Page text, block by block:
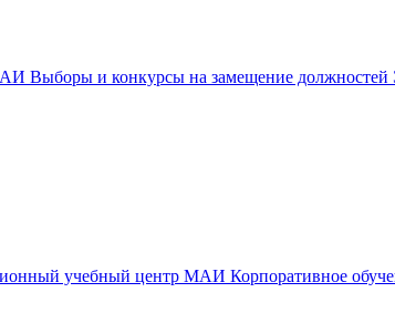
Выборы и конкурсы на замещение должностей
учебный центр МАИ Корпоративное